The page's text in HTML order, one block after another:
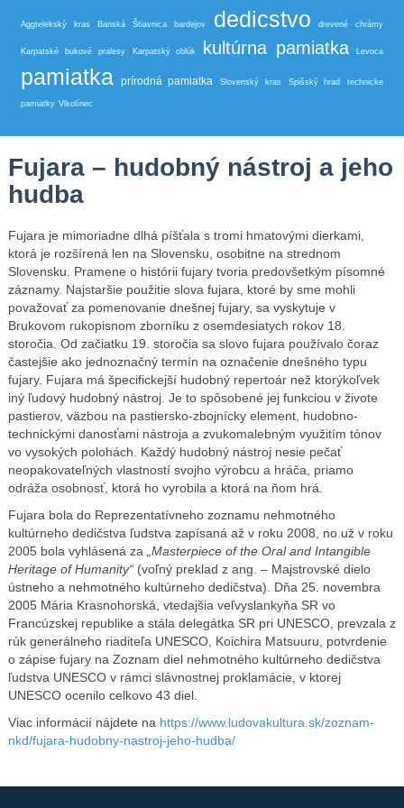
Aggtelekský kras Banská Štiavnica bardejov dedicstvo drevené chrámy
Karpatské bukové pralesy Karpatský oblúk kultúrna pamiatka Levoca
pamiatka prírodná pamiatka Slovenský kras Spišský hrad technicke
pamiatky Vlkolínec
Fujara – hudobný nástroj a jeho
hudba
Fujara je mimoriadne dlhá píšťala s tromi hmatovými dierkami,
ktorá je rozšírená len na Slovensku, osobitne na strednom
Slovensku. Pramene o histórii fujary tvoria predovšetkým písomné
záznamy. Najstaršie použitie slova fujara, ktoré by sme mohli
považovať za pomenovanie dnešnej fujary, sa vyskytuje v
Brukovom rukopisnom zborníku z osemdesiatych rokov 18.
storočia. Od začiatku 19. storočia sa slovo fujara používalo čoraz
častejšie ako jednoznačný termín na označenie dnešného typu
fujary. Fujara má špecifickejší hudobný repertoár než ktorýkoľvek
iný ľudový hudobný nástroj. Je to spôsobené jej funkciou v živote
pastierov, väzbou na pastiersko-zbojnícky element, hudobno-
technickými danosťami nástroja a zvukomalebným využitím tónov
vo vysokých polohách. Každý hudobný nástroj nesie pečať
neopakovateľných vlastností svojho výrobcu a hráča, priamo
odráža osobnosť, ktorá ho vyrobila a ktorá na ňom hrá.
Fujara bola do Reprezentatívneho zoznamu nehmotného
kultúrneho dedičstva ľudstva zapísaná až v roku 2008, no už v roku
2005 bola vyhlásená za
„Masterpiece of the Oral and Intangible
Heritage of Humanity“ (voľný preklad z ang. – Majstrovské dielo
ústneho a nehmotného kultúrneho dedičstva). Dňa 25. novembra
2005 Mária Krasnohorská, vtedajšia veľvyslankyňa SR vo
Francúzskej republike a stála delegátka SR pri UNESCO, prevzala z
rúk generálneho riaditeľa UNESCO, Koichira Matsuuru, potvrdenie
o zápise fujary na Zoznam diel nehmotného kultúrneho dedičstva
ľudstva UNESCO v rámci slávnostnej proklamácie, v ktorej
UNESCO ocenilo celkovo 43 diel.
Viac informácií nájdete na https://www.ludovakultura.sk/zoznam-
nkd/fujara-hudobny-nastroj-jeho-hudba/